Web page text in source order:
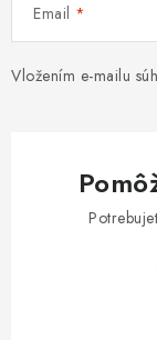
Email
Vložením e-mailu